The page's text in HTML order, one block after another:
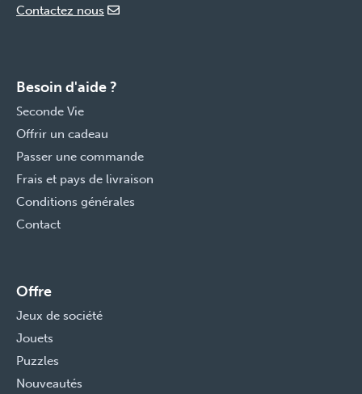
Contactez nous
Besoin d'aide ?
Seconde Vie
Offrir un cadeau
Passer une commande
Frais et pays de livraison
Conditions générales
Contact
Offre
Jeux de société
Jouets
Puzzles
Nouveautés